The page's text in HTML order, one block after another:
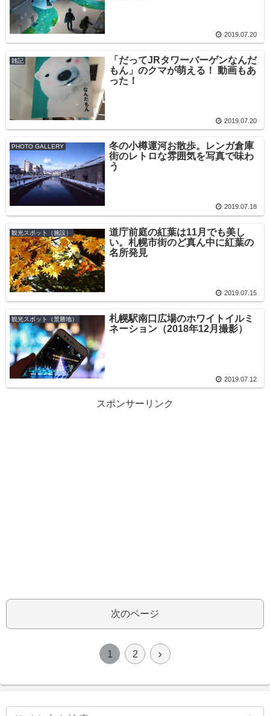
2019.07.20
雑記
「だってJRタワーバーゲンなんだ
もん」のクマが萌える！ 動画もあ
った！
2019.07.20
PHOTO GALLERY
冬の小樽運河お散歩。レンガ倉庫
街のレトロな雰囲気を写真で味わ
う
2019.07.18
観光スポット（施設）
道庁前庭の紅葉は11月でも美し
い。札幌市街のど真ん中に紅葉の
名所発見
2019.07.15
観光スポット（景勝地）
札幌駅南口広場のホワイトイルミ
ネーション（2018年12月撮影）
2019.07.12
スポンサーリンク
次のページ
1 2